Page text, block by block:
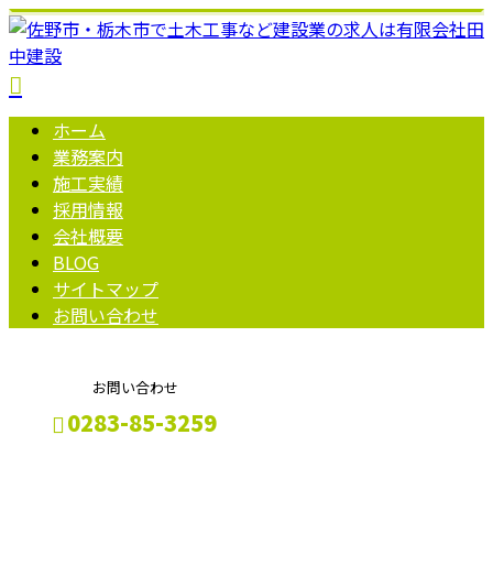
ホーム
業務案内
施工実績
採用情報
会社概要
BLOG
サイトマップ
お問い合わせ
お問い合わせ
0283-85-3259